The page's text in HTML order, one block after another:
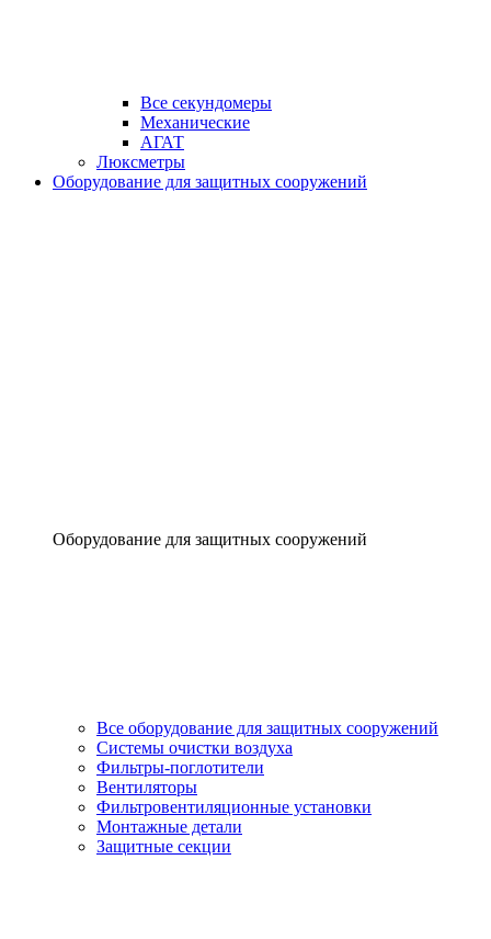
Все секундомеры
Механические
АГАТ
Люксметры
Оборудование для защитных сооружений
Оборудование для защитных сооружений
Все оборудование для защитных сооружений
Системы очистки воздуха
Фильтры-поглотители
Вентиляторы
Фильтровентиляционные установки
Монтажные детали
Защитные секции